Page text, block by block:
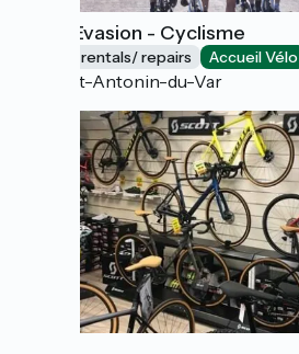
Natur'Evasion - Cyclisme
Bicycle rentals/ repairs Accueil Vélo
Saint-Antonin-du-Var